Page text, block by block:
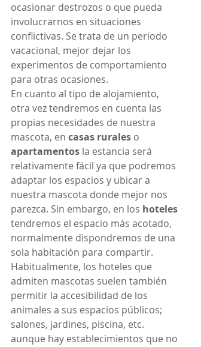
ocasionar destrozos o que pueda
involucrarnos en situaciones
conflictivas. Se trata de un periodo
vacacional, mejor dejar los
experimentos de comportamiento
para otras ocasiones.
En cuanto al tipo de alojamiento,
otra vez tendremos en cuenta las
propias necesidades de nuestra
mascota, en casas rurales o
apartamentos la estancia será
relativamente fácil ya que podremos
adaptar los espacios y ubicar a
nuestra mascota donde mejor nos
parezca. Sin embargo, en los hoteles
tendremos el espacio más acotado,
normalmente dispondremos de una
sola habitación para compartir.
Habitualmente, los hoteles que
admiten mascotas suelen también
permitir la accesibilidad de los
animales a sus espacios públicos;
salones, jardines, piscina, etc.
aunque hay establecimientos que no